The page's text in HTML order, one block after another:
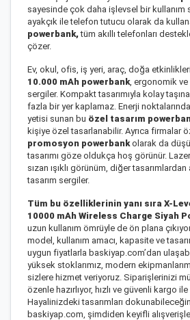
sayesinde çok daha işlevsel bir kullanım
ayakçık ile telefon tutucu olarak da
powerbank,tüm akıllı telefonları
çözer.
Ev, okul, ofis, iş yeri, araç, doğa
10.000 mAh powerbank, ergonomik ve
sergiler. Kompakt tasarımıyla kolay
fazla bir yer kaplamaz. Enerji
yetisi sunan bu özel tasarım
kişiye özel tasarlanabilir. Ayrıca firmalar
promosyon powerbankolarak da
tasarımı göze oldukça hoş görünür. Lazer
sızan ışıklı görünüm, diğer
tasarım sergiler.
Tüm bu özelliklerinin yanı sıra X-
10000 mAh Wireless Charge Siyah
uzun kullanım ömrüyle de ön plana
model, kullanım amacı, kapasite ve
uygun fiyatlarla baskiyap.com’dan
yüksek stoklarımız, modern
sizlere hizmet veriyoruz. Siparişlerinizi
özenle hazırlıyor, hızlı ve güvenli kargo
Hayalinizdeki tasarımları
baskiyap.com, şimdiden keyifli